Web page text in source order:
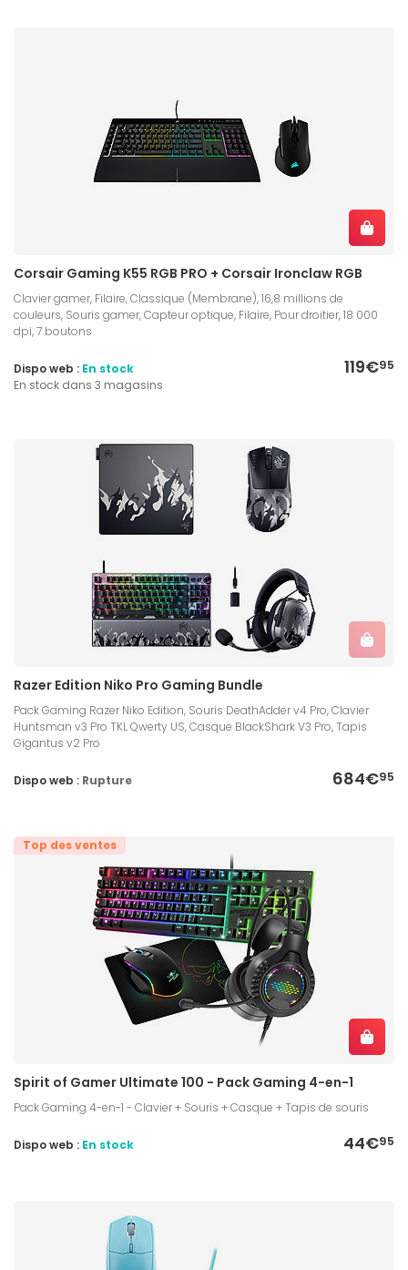
Corsair Gaming K55 RGB PRO + Corsair Ironclaw RGB
Clavier gamer, Filaire, Classique (Membrane), 16,8 millions de
couleurs, Souris gamer, Capteur optique, Filaire, Pour droitier, 18 000
dpi, 7 boutons
119€95
Dispo web : En stock
En stock dans 3 magasins
Razer Edition Niko Pro Gaming Bundle
Pack Gaming Razer Niko Edition, Souris DeathAdder v4 Pro, Clavier
Huntsman v3 Pro TKL Qwerty US, Casque BlackShark V3 Pro, Tapis
Gigantus v2 Pro
684€95
Dispo web : Rupture
Top des ventes
Spirit of Gamer Ultimate 100 - Pack Gaming 4-en-1
Pack Gaming 4-en-1 - Clavier + Souris + Casque + Tapis de souris
44€95
Dispo web : En stock